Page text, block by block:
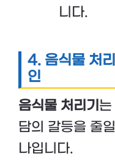
니다.
4. 음식물 처
인
음식물 처리기
담의 갈등을 줄
나입니다.